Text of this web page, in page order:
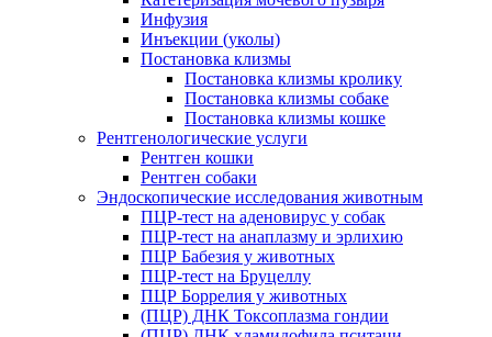
Инфузия
Инъекции (уколы)
Постановка клизмы
Постановка клизмы кролику
Постановка клизмы собаке
Постановка клизмы кошке
Рентгенологические услуги
Рентген кошки
Рентген собаки
Эндоскопические исследования животным
ПЦР-тест на аденовирус у собак
ПЦР-тест на анаплазму и эрлихию
ПЦР Бабезия у животных
ПЦР-тест на Бруцеллу
ПЦР Боррелия у животных
(ПЦР) ДНК Токсоплазма гондии